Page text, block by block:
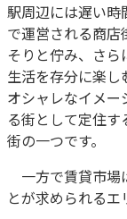
駅周辺には遅い時
で運営される商
そりと佇み、さ
生活を存分に楽
オシャレなイメ
る街として定住
街の一つです。
一方で賃貸市場
とが求められるエ